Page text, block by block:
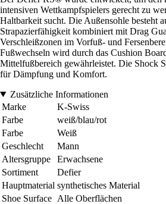
intensiven Wettkampfspielers gerecht zu
Haltbarkeit sucht. Die Außensohle besteht
Strapazierfähigkeit kombiniert mit Drag
Verschleißzonen im Vorfuß- und
Fußwechseln wird durch das Cushion
Mittelfußbereich gewährleistet. Die Shock
für Dämpfung und Komfort.
Zusätzliche Informationen
Marke
K-Swiss
Farbe
weiß/blau/rot
Farbe
Weiß
Geschlecht
Mann
Altersgruppe
Erwachsene
Sortiment
Defier
Hauptmaterial synthetisches Material
Shoe Surface Alle Oberflächen